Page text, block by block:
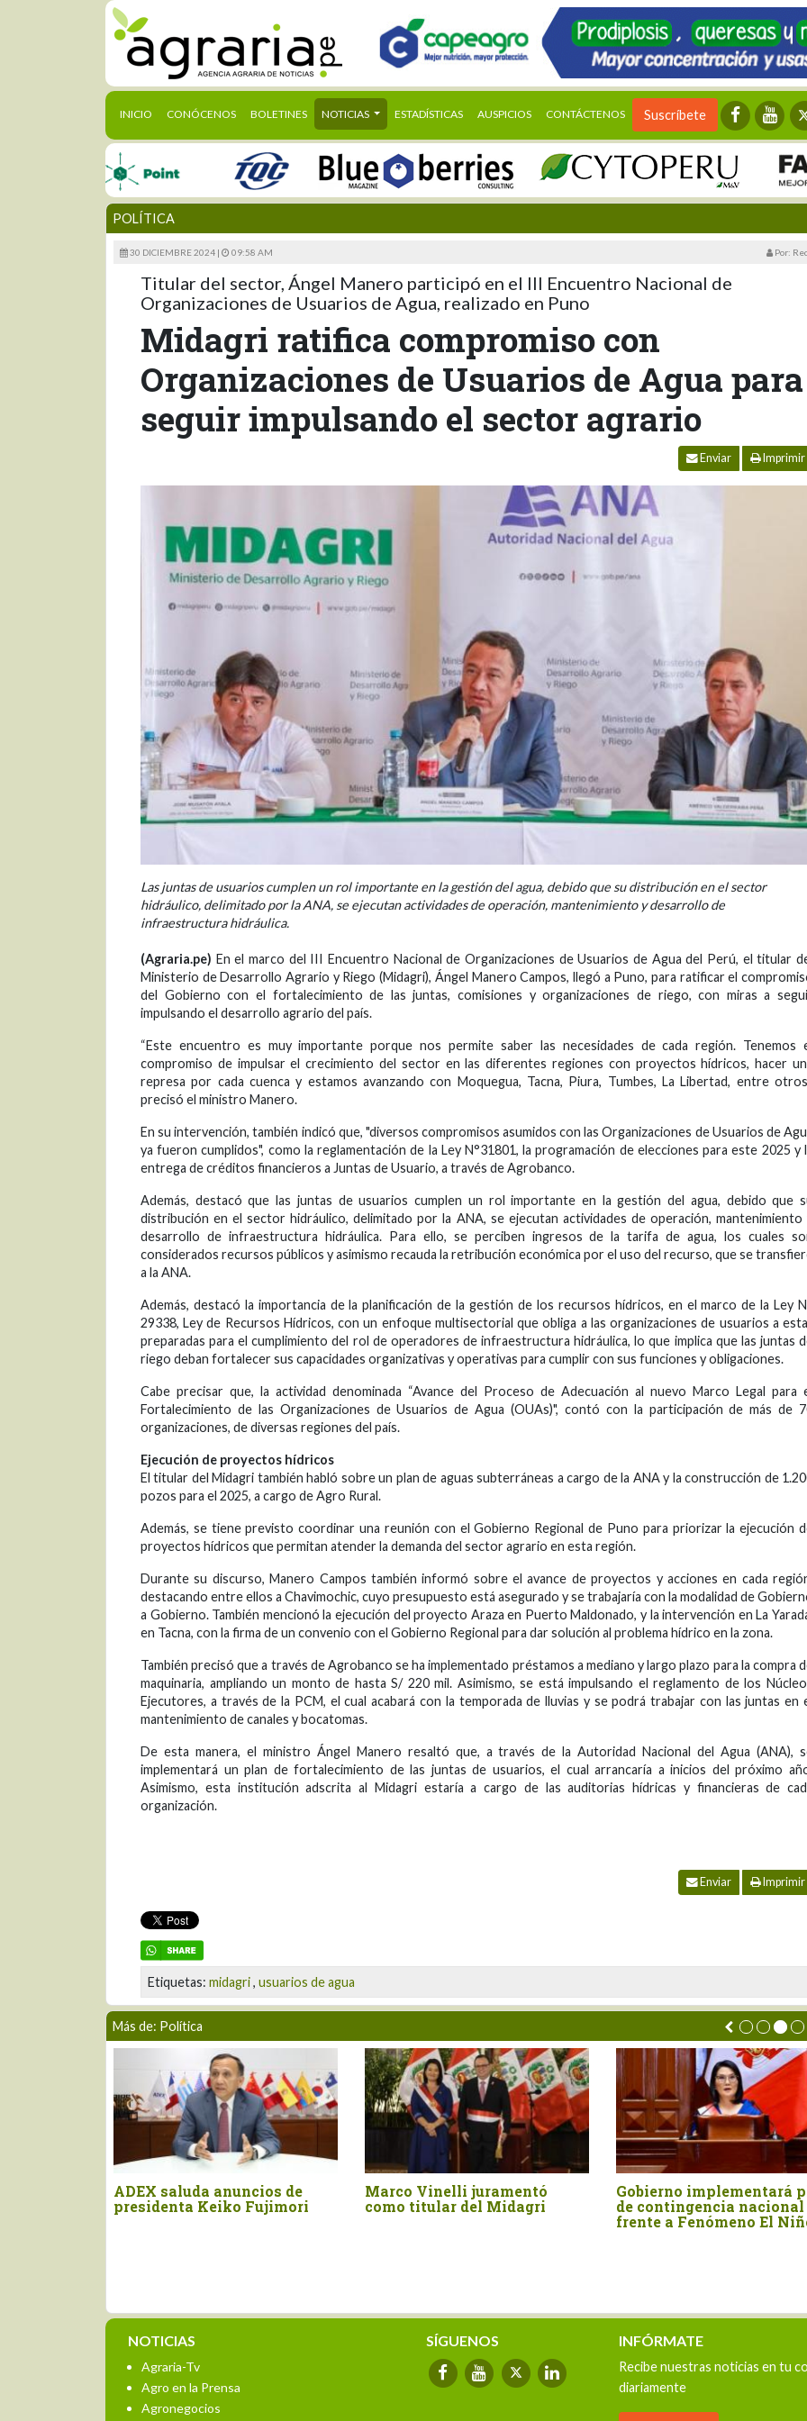
INICIO (CURRENT)
CONÓCENOS BOLETINES NOTICIAS ESTADÍSTICAS AUSPICIOS CONTÁCTENOS Suscríbete
POLÍTICA
30 DICIEMBRE 2024 | 09:58 AM Por:
Titular del sector, Ángel Manero participó en el III Encuentro Nacional de
Organizaciones de Usuarios de Agua, realizado en Puno
Midagri ratifica compromiso con
Organizaciones de Usuarios de Agua para
seguir impulsando el sector agrario
Enviar Imprimir
Las juntas de usuarios cumplen un rol importante en la gestión del agua, debido que su distribución en el sector
hidráulico, delimitado por la ANA, se ejecutan actividades de operación, mantenimiento y desarrollo de
infraestructura hidráulica.
(Agraria.pe) En el marco del III Encuentro Nacional de Organizaciones de Usuarios de Agua del Perú, el titular
Ministerio de Desarrollo Agrario y Riego (Midagri), Ángel Manero Campos, llegó a Puno, para ratificar el
del Gobierno con el fortalecimiento de las juntas, comisiones y organizaciones de riego, con miras a
impulsando el desarrollo agrario del país.
“Este encuentro es muy importante porque nos permite saber las necesidades de cada región. Tenemos
compromiso de impulsar el crecimiento del sector en las diferentes regiones con proyectos hídricos, hacer
represa por cada cuenca y estamos avanzando con Moquegua, Tacna, Piura, Tumbes, La Libertad, entre
precisó el ministro Manero.
En su intervención, también indicó que, "diversos compromisos asumidos con las Organizaciones de Usuarios de
ya fueron cumplidos", como la reglamentación de la Ley N°31801, la programación de elecciones para este 2025 y
entrega de créditos financieros a Juntas de Usuario, a través de Agrobanco.
Además, destacó que las juntas de usuarios cumplen un rol importante en la gestión del agua, debido que
distribución en el sector hidráulico, delimitado por la ANA, se ejecutan actividades de operación, mantenimiento
desarrollo de infraestructura hidráulica. Para ello, se perciben ingresos de la tarifa de agua, los cuales
considerados recursos públicos y asimismo recauda la retribución económica por el uso del recurso, que se
a la ANA.
Además, destacó la importancia de la planificación de la gestión de los recursos hídricos, en el marco de la Ley
29338, Ley de Recursos Hídricos, con un enfoque multisectorial que obliga a las organizaciones de usuarios a
preparadas para el cumplimiento del rol de operadores de infraestructura hidráulica, lo que implica que las juntas
riego deban fortalecer sus capacidades organizativas y operativas para cumplir con sus funciones y obligaciones.
Cabe precisar que, la actividad denominada “Avance del Proceso de Adecuación al nuevo Marco Legal para
Fortalecimiento de las Organizaciones de Usuarios de Agua (OUAs)", contó con la participación de más de
organizaciones, de diversas regiones del país.
Ejecución de proyectos hídricos
El titular del Midagri también habló sobre un plan de aguas subterráneas a cargo de la ANA y la construcción de
pozos para el 2025, a cargo de Agro Rural.
Además, se tiene previsto coordinar una reunión con el Gobierno Regional de Puno para priorizar la ejecución
proyectos hídricos que permitan atender la demanda del sector agrario en esta región.
Durante su discurso, Manero Campos también informó sobre el avance de proyectos y acciones en cada
destacando entre ellos a Chavimochic, cuyo presupuesto está asegurado y se trabajaría con la modalidad de
a Gobierno. También mencionó la ejecución del proyecto Araza en Puerto Maldonado, y la intervención en La
en Tacna, con la firma de un convenio con el Gobierno Regional para dar solución al problema hídrico en la zona.
También precisó que a través de Agrobanco se ha implementado préstamos a mediano y largo plazo para la compra
maquinaria, ampliando un monto de hasta S/ 220 mil. Asimismo, se está impulsando el reglamento de los
Ejecutores, a través de la PCM, el cual acabará con la temporada de lluvias y se podrá trabajar con las juntas en
mantenimiento de canales y bocatomas.
De esta manera, el ministro Ángel Manero resaltó que, a través de la Autoridad Nacional del Agua (ANA),
implementará un plan de fortalecimiento de las juntas de usuarios, el cual arrancaría a inicios del próximo
Asimismo, esta institución adscrita al Midagri estaría a cargo de las auditorias hídricas y financieras de
organización.
Enviar Imprimir
Etiquetas: midagri, usuarios de agua
Más de: Política
Vinelli juramentó
titular del Midagri
Gobierno implementará plan
de contingencia nacional
frente a Fenómeno El Niño
Articulan respuesta regional
ante el impacto de El Niño en
la agricultura
Publican
sistema de
Cajamarca,
NOTICIAS
Agraria-Tv
Agro en la Prensa
Agronegocios
SÍGUENOS INFÓRMATE
Recibe nuestras noticias en tu
diariamente